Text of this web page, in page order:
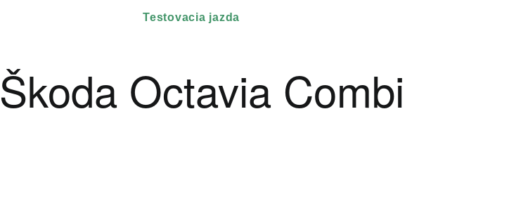
Testovacia jazda
Octavia Combi